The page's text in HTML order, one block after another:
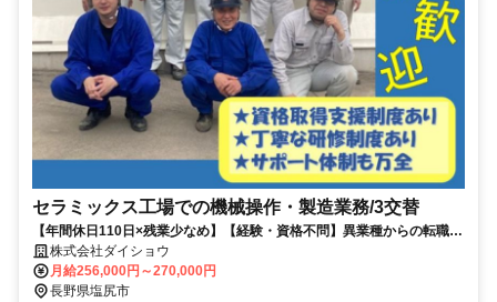
セラミックス工場での機械操作・製造業務/3交替
【年間休日110日×残業少なめ】【経験・資格不問】異業種からの転職者
も歓迎！イチから学べる丁寧な研修あり！資格取得支援制度でスキルア
ップ可能◎30代・40代男性多数活躍中！！
株式会社ダイショウ
月給256,000円～270,000円
長野県塩尻市